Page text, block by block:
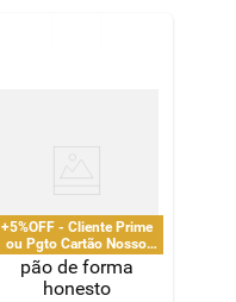
+5%OFF - Cliente Prime
ou Pgto Cartão Nosso
Pay
pão de forma
honesto